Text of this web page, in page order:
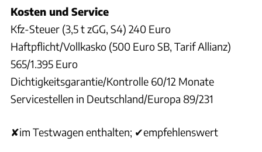
Kosten und Service
Kfz-Steuer (3,5 t zGG, S4) 240 Euro
Haftpflicht/Vollkasko (500 Euro SB, Tarif Allianz)
565/1.395 Euro
Dichtigkeitsgarantie/Kontrolle 60/12 Monate
Servicestellen in Deutschland/Europa 89/231
✘im Testwagen enthalten; ✔empfehlenswert